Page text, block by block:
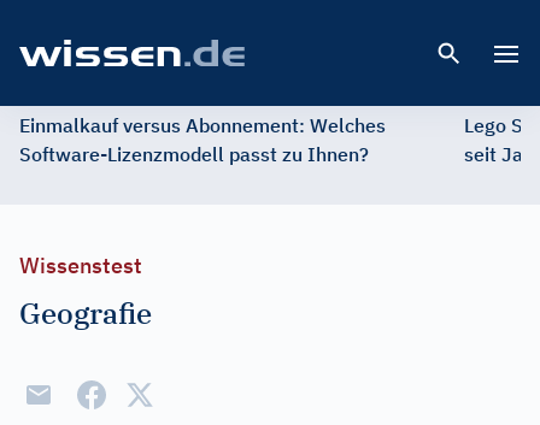
Einmalkauf versus Abonnement: Welches
Software-Lizenzmodell passt zu Ihnen?
Lego
seit
Wissenstest
Geografie